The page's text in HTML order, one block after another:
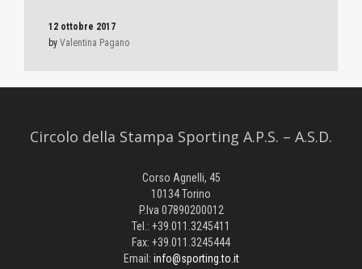
12 ottobre 2017
by Valentina Pagano
Circolo della Stampa Sporting A.P.S. – A.S.D.
Corso Agnelli, 45
10134 Torino
P.Iva 07890200012
Tel.: +39.011.3245411
Fax: +39.011.3245444
Email: info@sporting.to.it